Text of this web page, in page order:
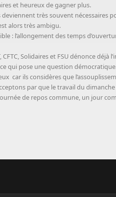
et heureux de gagner plus.
très souvent nécessaires
alors très ambigu.
: l’allongement des temps
Solidaires et FSU dénonce déjà
qui pose une question
car ils considères que
par que le travail du
de repos commune, un jour